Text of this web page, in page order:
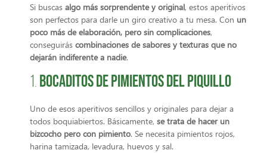
Si buscas algo más sorprendente y original, estos aperitivos
son perfectos para darle un giro creativo a tu mesa. Con un
poco más de elaboración, pero sin complicaciones,
conseguirás combinaciones de sabores y texturas que no
dejarán indiferente a nadie.
1. Bocaditos de pimientos del piquillo
Uno de esos aperitivos sencillos y originales para dejar a
todos boquiabiertos. Básicamente, se trata de hacer un
bizcocho pero con pimiento. Se necesita pimientos rojos,
harina tamizada, levadura, huevos y sal.